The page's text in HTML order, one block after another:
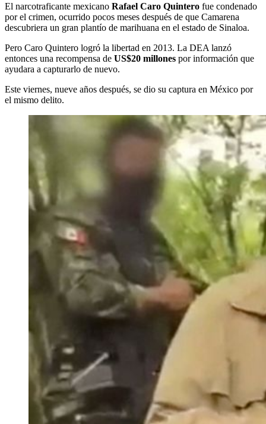
El narcotraficante mexicano Rafael Caro Quintero fue condenado
por el crimen, ocurrido pocos meses después de que Camarena
descubriera un gran plantío de marihuana en el estado de Sinaloa.
Pero Caro Quintero logró la libertad en 2013. La DEA lanzó
entonces una recompensa de US$20 millones por información que
ayudara a capturarlo de nuevo.
Este viernes, nueve años después, se dio su captura en México por
el mismo delito.